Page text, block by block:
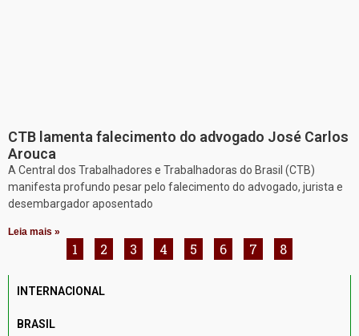
CTB lamenta falecimento do advogado José Carlos
Arouca
A Central dos Trabalhadores e Trabalhadoras do Brasil (CTB)
manifesta profundo pesar pelo falecimento do advogado, jurista e
desembargador aposentado
Leia mais »
1 2 3 4 5 6 7 8
INTERNACIONAL
BRASIL